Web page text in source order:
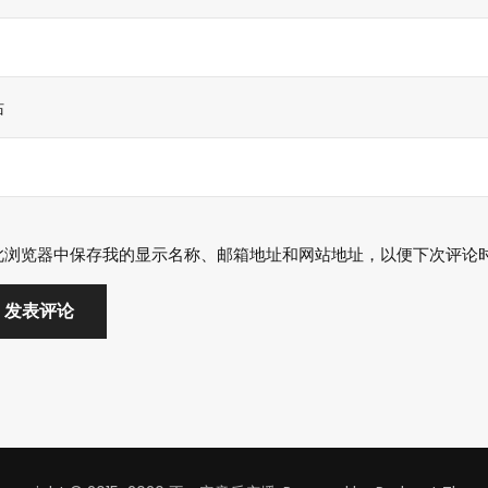
浏览器中保存我的显示名称、邮箱地址和网站地址，以便下次评论